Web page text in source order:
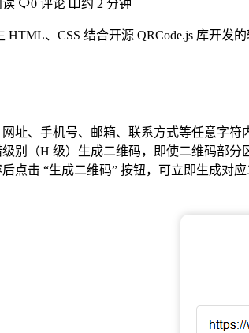
读 0 评论 约 2 分钟
HTML、CSS 结合开源 QRCode.js 库开发
址、手机号、邮箱、联系方式等任意字符
别（H 级）生成二维码，即使二维码部分
后点击 “生成二维码” 按钮，可立即生成对